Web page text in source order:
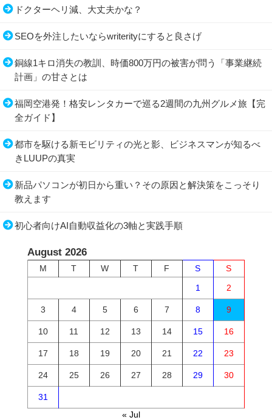
ドクターヘリ減、大丈夫かな？
SEOを外注したいならwriterityにすると良さげ
銅線1キロ消失の教訓、時価800万円の被害が問う「事業継続
計画」の甘さとは
福岡空港発！格安レンタカーで巡る2週間の九州グルメ旅【完
全ガイド】
都市を駆ける新モビリティの光と影、ビジネスマンが知るべ
きLUUPの真実
新品パソコンが初日から重い？その原因と解決策をこっそり
教えます
初心者向けAI自動収益化の3軸と実践手順
August 2026
M T W T F S
S
1
2
3 4 5 6 7 8 9
10 11 12 13 14 15 16
17 18 19 20 21 22 23
24 25 26 27 28 29 30
31
« Jul